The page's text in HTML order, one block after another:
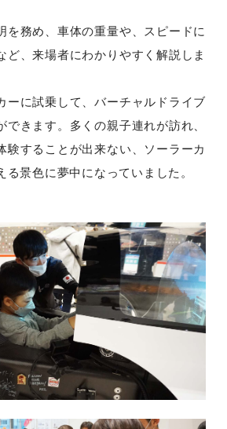
を務め、車体の重量や、スピードに
ど、来場者にわかりやすく解説しま
ーに試乗して、バーチャルドライブ
できます。多くの親子連れが訪れ、
験することが出来ない、ソーラーカ
る景色に夢中になっていました。